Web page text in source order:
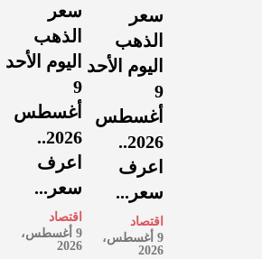
سعر
الذهب
اليوم الأحد
9
أغسطس
2026..
اعرف
سعر...
اقتصاد
9 أغسطس،
2026
سعر
الذهب
اليوم الأحد
9
أغسطس
2026..
اعرف
سعر...
اقتصاد
9 أغسطس،
2026